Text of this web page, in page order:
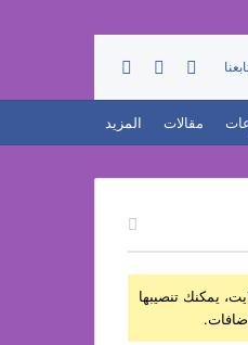
تسجيل الدخول
إضافة عمود جانبي
مقالات المزيد
يمكنك تنصيبها